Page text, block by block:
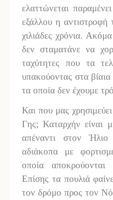
ελαττώνεται
εξάλλου η αντιστροφή
χιλιάδες χρόνια.
δεν σταματάνε να
ταχύτητες που τα
υπακούοντας στα
τα οποία δεν έχουμε
Και που μας
Γης; Καταρχήν είναι
απέναντι στον Ήλιο
αδιάκοπα με
οποία αποκρούονται
Επίσης τα πουλιά
τον δρόμο προς τον